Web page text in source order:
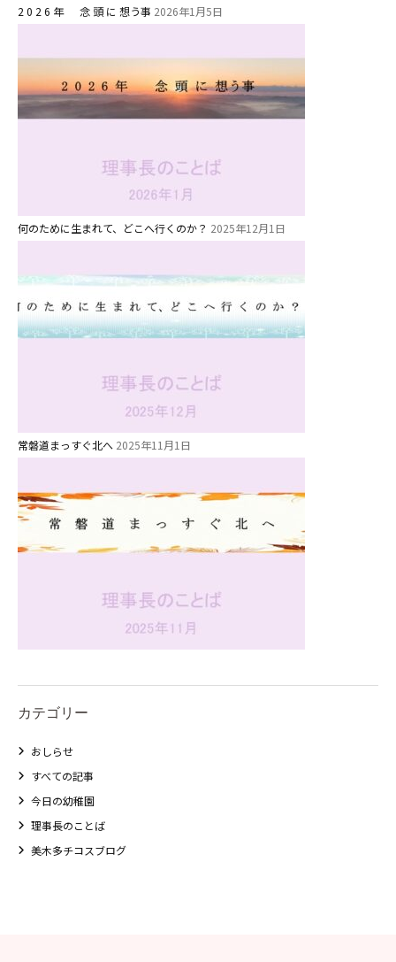
2 0 2 6 年 念 頭 に 想う事 2026年1月5日
何のために生まれて、どこへ行くのか？ 2025年12月1日
常磐道まっすぐ北へ 2025年11月1日
カテゴリー
おしらせ
すべての記事
今日の幼稚園
理事長のことば
美木多チコスブログ
0歳親子登園［マカロンクラス ]
ス ]
2歳児ひとり登園［ゆず組 ]
関係先リンク
学校法⼈鴨⾕学園 鳳幼稚園
学校法⼈諏訪森学園 諏訪森幼稚
⼤阪府私⽴幼稚園連盟
社会福祉法人野田福祉会